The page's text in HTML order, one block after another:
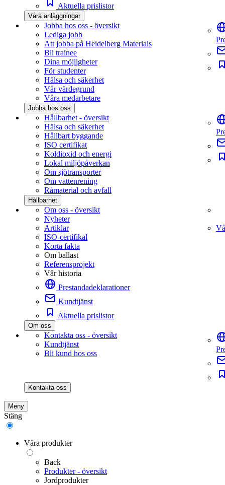
Aktuella prislistor
Våra anläggningar
Jobba hos oss - översikt
Lediga jobb
Att jobba på Heidelberg Materials
Bli trainee
Dina möjligheter
För studenter
Hälsa och säkerhet
Vår värdegrund
Våra medarbetare
Jobba hos oss
Hållbarhet - översikt
Hälsa och säkerhet
Hållbart byggande
ISO certifikat
Koldioxid och energi
Lokal miljöpåverkan
Om sjötransporter
Om vattenrening
Råmaterial och avfall
Hållbarhet
Om oss - översikt
Nyheter
Artiklar
ISO-certifikal
Korta fakta
Om ballast
Referensprojekt
Vår historia
Prestandadeklarationer
Kundtjänst
Aktuella prislistor
Om oss
Kontakta oss - översikt
Kundtjänst
Bli kund hos oss
Kontakta oss
Meny
Stäng
Våra produkter
Back
Produkter - översikt
Jordprodukter